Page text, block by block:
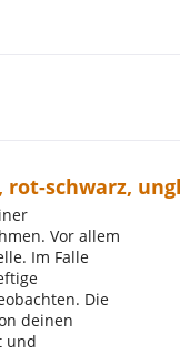
schwarz,
Vor allem
Im Falle
Die
deinen
und